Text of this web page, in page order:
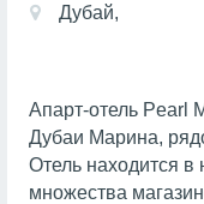
Дубай,
Апарт-отель Pearl
Дубаи Марина,
Отель находится в
множества